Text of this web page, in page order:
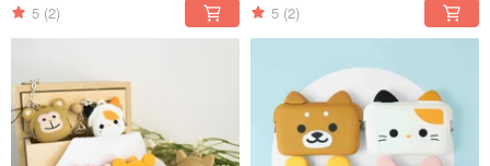
5 (2) 5 (2)